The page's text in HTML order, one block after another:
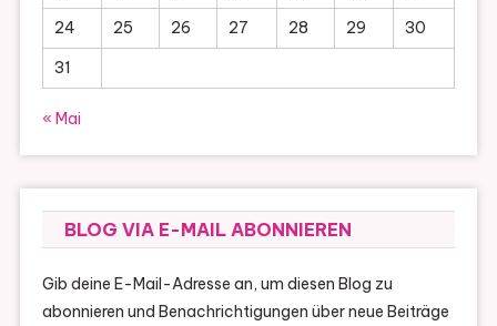
24
25 26 27 28 29
30
31
« Mai
BLOG VIA E-MAIL ABONNIEREN
Gib deine E-Mail-Adresse an, um diesen Blog zu
abonnieren und Benachrichtigungen über neue Beiträge